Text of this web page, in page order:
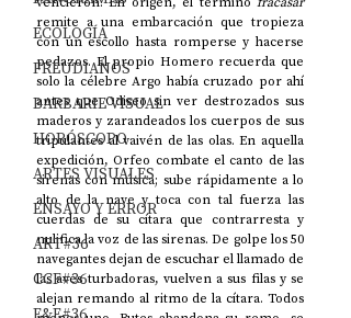
ECOLOGÍA
FREUDIANOS
BARBARIE VISUAL
HORÓSCOPO
ARTES VISUALES
ENSAYO Y ERROR
ART#36
CCF#36
E&E#36
remite a una embarcación que tropieza
con un escollo hasta romperse y hacerse
pedazos. El propio Homero recuerda que
solo la célebre Argo había cruzado por ahí
antes que Odiseo sin ver destrozados sus
maderos y zarandeados los cuerpos de sus
tripulantes al vaivén de las olas. En aquella
expedición, Orfeo combate el canto de las
sirenas con música; sube rápidamente a lo
alto de la nave y toca con tal fuerza las
cuerdas de su cítara que contrarresta y
nulifica la voz de las sirenas. De golpe los 50
navegantes dejan de escuchar el llamado de
las aves turbadoras, vuelven a sus filas y se
alejan remando al ritmo de la cítara. Todos